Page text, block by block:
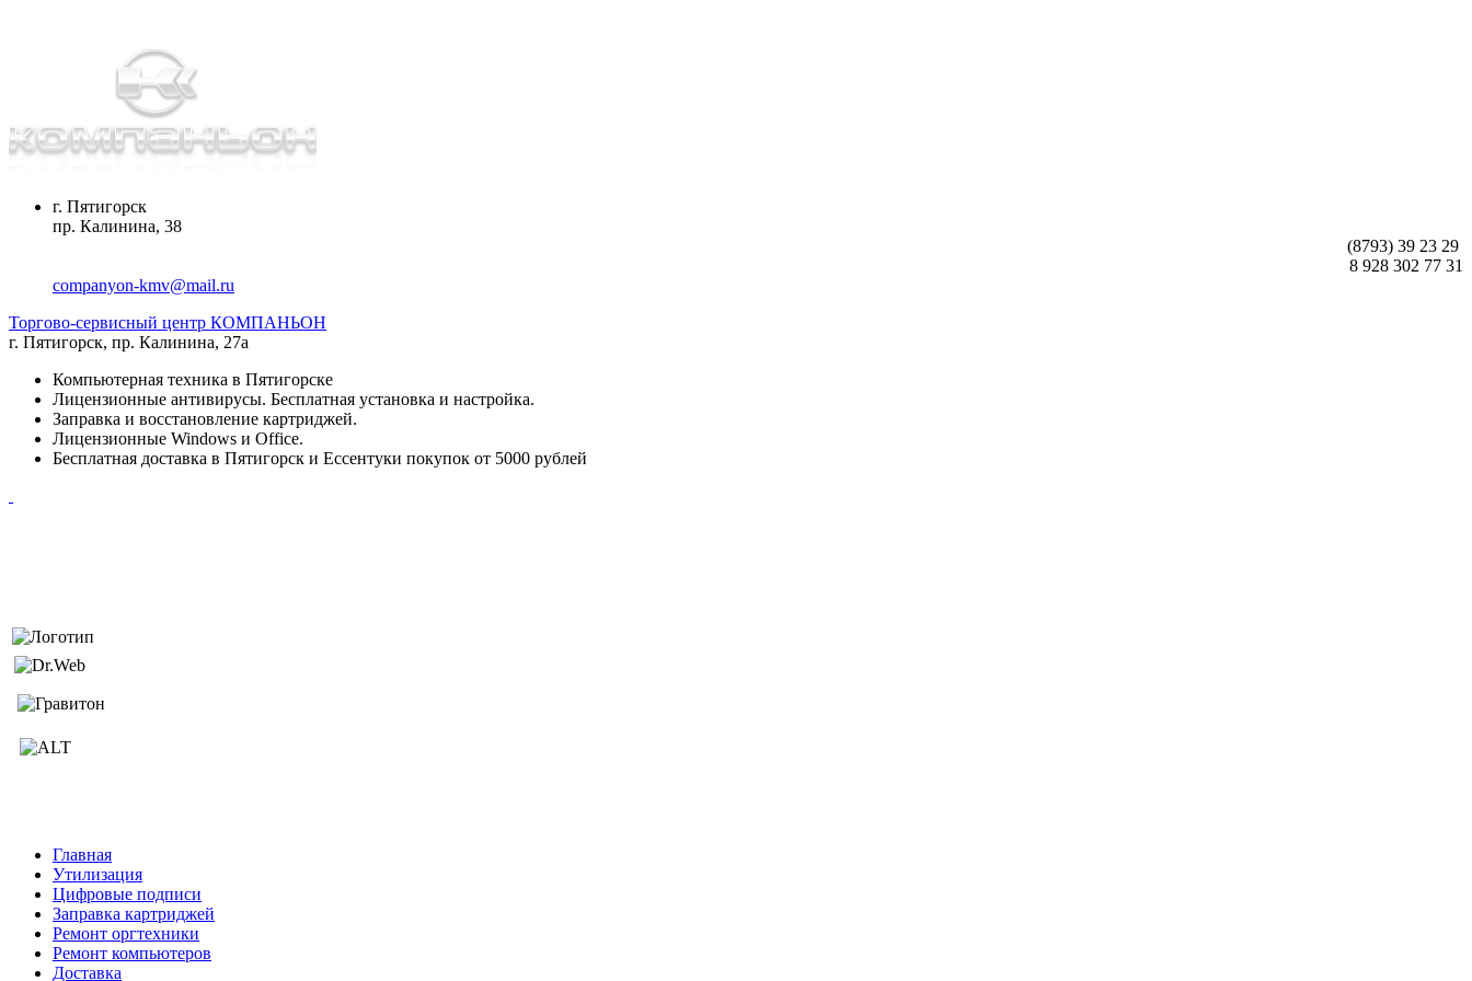
г. Пятигорск
пр. Калинина, 38
(8793) 39 23 29
8 928 302 77 31
companyon-kmv@mail.ru
Торгово-сервисный центр КОМПАНЬОН
г. Пятигорск, пр. Калинина, 27а
Компьютерная техника в Пятигорске
Лицензионные антивирусы. Бесплатная установка и настройка.
Заправка и восстановление картриджей.
Лицензионные Windows и Office.
Бесплатная доставка в Пятигорск и Ессентуки покупок от 5000 рублей
Главная
Утилизация
Цифровые подписи
Заправка картриджей
Ремонт оргтехники
Ремонт компьютеров
Доставка